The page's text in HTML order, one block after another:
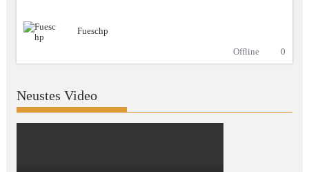
Fueschp
Offline
0
Neustes Video